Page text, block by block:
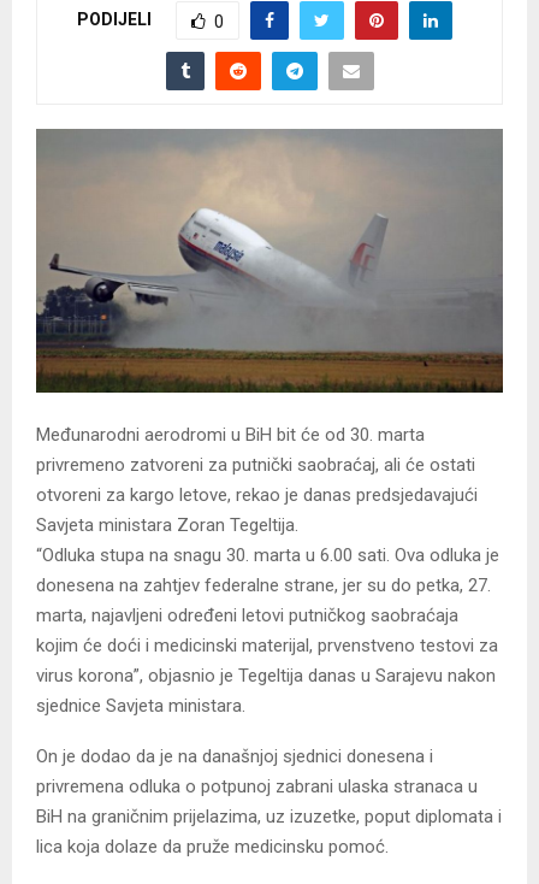
PODIJELI 0
Međunarodni aerodromi u BiH bit će od 30. marta
privremeno zatvoreni za putnički saobraćaj, ali će ostati
otvoreni za kargo letove, rekao je danas predsjedavajući
Savjeta ministara Zoran Tegeltija.
“Odluka stupa na snagu 30. marta u 6.00 sati. Ova odluka je
donesena na zahtjev federalne strane, jer su do petka, 27.
marta, najavljeni određeni letovi putničkog saobraćaja
kojim će doći i medicinski materijal, prvenstveno testovi za
virus korona”, objasnio je Tegeltija danas u Sarajevu nakon
sjednice Savjeta ministara.
On je dodao da je na današnjoj sjednici donesena i
privremena odluka o potpunoj zabrani ulaska stranaca u
BiH na graničnim prijelazima, uz izuzetke, poput diplomata i
lica koja dolaze da pruže medicinsku pomoć.